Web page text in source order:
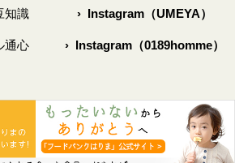
知識
通心
›Instagram（UMEYA）
›Instagram（0189homme）